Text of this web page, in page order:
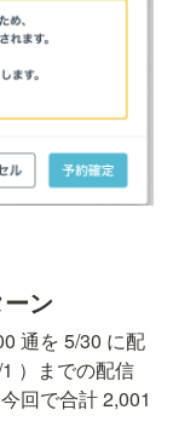
ン
通を 5/30 に配
）までの配信
回で合計 2,001